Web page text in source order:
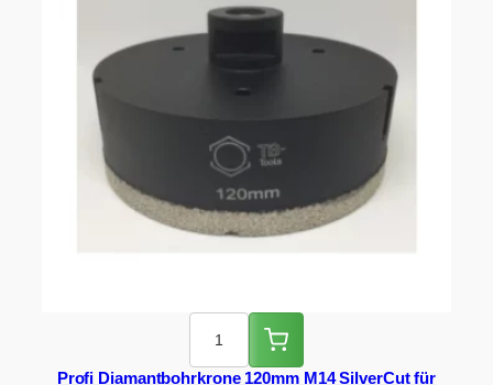
Profi Diamantbohrkrone 120mm M14 SilverCut für